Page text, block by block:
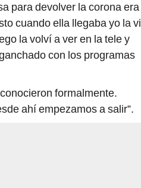
para devolver la corona era
cuando ella llegaba yo la vi
la volví a ver en la tele y
con los programas
formalmente.
ahí empezamos a salir”.